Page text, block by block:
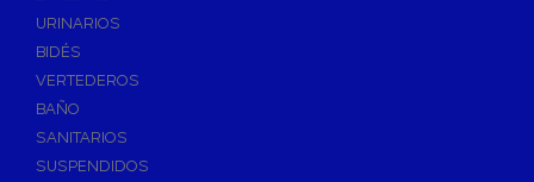
Válvulas de Esfera
Válvulas de Escuadra y Lavadora
Válvulas Reductoras de Presión
Válvulas de Retención
Electroválvulas
URINARIOS
BIDÉS
VERTEDEROS
BAÑO
SANITARIOS
SUSPENDIDOS